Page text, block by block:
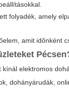
folyadék, amely
amit időnként
kínál elektromos
dohányárudák,